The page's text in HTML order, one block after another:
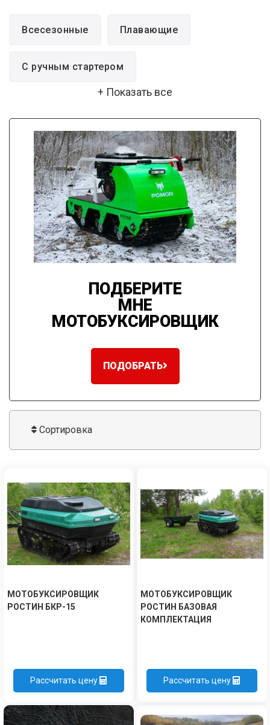
Всесезонные Плавающие
С ручным стартером
+ Показать все
ПОДБЕРИТЕ
МНЕ
МОТОБУКСИРОВЩИК
ПОДОБРАТЬ
Сортировка
МОТОБУКСИРОВЩИК
РОСТИН БКР-15
Рассчитать цену
МОТОБУКСИРОВЩИК
РОСТИН БАЗОВАЯ
КОМПЛЕКТАЦИЯ
Рассчитать цену